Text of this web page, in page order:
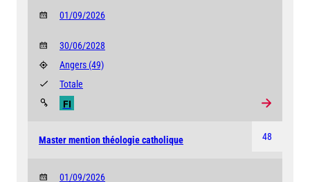
01/09/2026
30/06/2028
Angers (49)
FI
Totale
48
Master mention théologie catholique
01/09/2026